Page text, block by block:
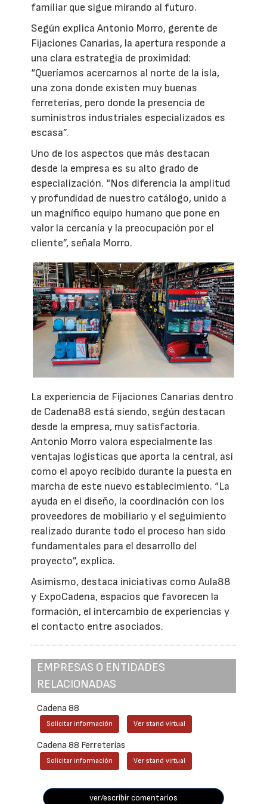
familiar que sigue mirando al futuro.
Según explica Antonio Morro, gerente de
Fijaciones Canarias, la apertura responde a
una clara estrategia de proximidad:
“Queríamos acercarnos al norte de la isla,
una zona donde existen muy buenas
ferreterías, pero donde la presencia de
suministros industriales especializados es
escasa”.
Uno de los aspectos que más destacan
desde la empresa es su alto grado de
especialización. “Nos diferencia la amplitud
y profundidad de nuestro catálogo, unido a
un magnífico equipo humano que pone en
valor la cercanía y la preocupación por el
cliente”, señala Morro.
La experiencia de Fijaciones Canarias dentro
de Cadena88 está siendo, según destacan
desde la empresa, muy satisfactoria.
Antonio Morro valora especialmente las
ventajas logísticas que aporta la central, así
como el apoyo recibido durante la puesta en
marcha de este nuevo establecimiento. “La
ayuda en el diseño, la coordinación con los
proveedores de mobiliario y el seguimiento
realizado durante todo el proceso han sido
fundamentales para el desarrollo del
proyecto”, explica.
Asimismo, destaca iniciativas como Aula88
y ExpoCadena, espacios que favorecen la
formación, el intercambio de experiencias y
el contacto entre asociados.
EMPRESAS O ENTIDADES
RELACIONADAS
Cadena 88
Solicitar información Ver stand virtual
Cadena 88 Ferreterías
Solicitar información Ver stand virtual
ver/escribir comentarios